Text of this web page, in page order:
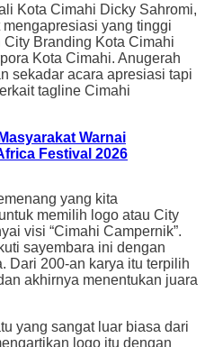
Kota Cimahi Dicky Sahromi,
yang tinggi
Branding Kota Cimahi
Kota Cimahi. Anugerah
sekadar acara apresiasi tapi
tagline Cimahi
Warnai
Festival 2026
yang kita
memilih logo atau City
visi “Cimahi Campernik”.
sayembara ini dengan
Dari 200-an karya itu terpilih
akhirnya menentukan juara
yang sangat luar biasa dari
logo itu dengan